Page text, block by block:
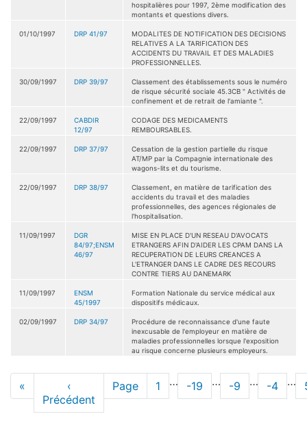
hospitalières pour 1997, 2ème modification des
montants et questions divers.
01/10/1997 DRP 41/97
MODALITES DE NOTIFICATION DES DECISIONS
RELATIVES A LA TARIFICATION DES
ACCIDENTS DU TRAVAIL ET DES MALADIES
PROFESSIONNELLES.
30/09/1997 DRP 39/97
Classement des établissements sous le numéro
de risque sécurité sociale 45.3CB " Activités de
confinement et de retrait de l'amiante ".
22/09/1997
CABDIR
12/97
CODAGE DES MEDICAMENTS
REMBOURSABLES.
22/09/1997 DRP 37/97
Cessation de la gestion partielle du risque
AT/MP par la Compagnie internationale des
wagons-lits et du tourisme.
22/09/1997 DRP 38/97
Classement, en matière de tarification des
accidents du travail et des maladies
professionnelles, des agences régionales de
l'hospitalisation.
11/09/1997
DGR
84/97;ENSM
46/97
MISE EN PLACE D'UN RESEAU D'AVOCATS
ETRANGERS AFIN D'AIDER LES CPAM DANS LA
RECUPERATION DE LEURS CREANCES A
L'ETRANGER DANS LE CADRE DES RECOURS
CONTRE TIERS AU DANEMARK
11/09/1997
ENSM
45/1997
Formation Nationale du service médical aux
dispositifs médicaux.
02/09/1997 DRP 34/97
Procédure de reconnaissance d'une faute
inexcusable de l'employeur en matière de
maladies professionnelles lorsque l'exposition
au risque concerne plusieurs employeurs.
Pagination
Première
page
«
Page
précédente
‹
Précédent
Page Page
1 … Page
-19 … Page
-9 … Page
-4 …